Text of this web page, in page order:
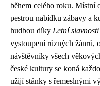
během celého roku. Místní
pestrou nabídku zábavy a
hudbou díky Letní
vystoupení různých žánrů,
návštěvníky všech
české kultury se koná
užijí stánky s řemeslnými